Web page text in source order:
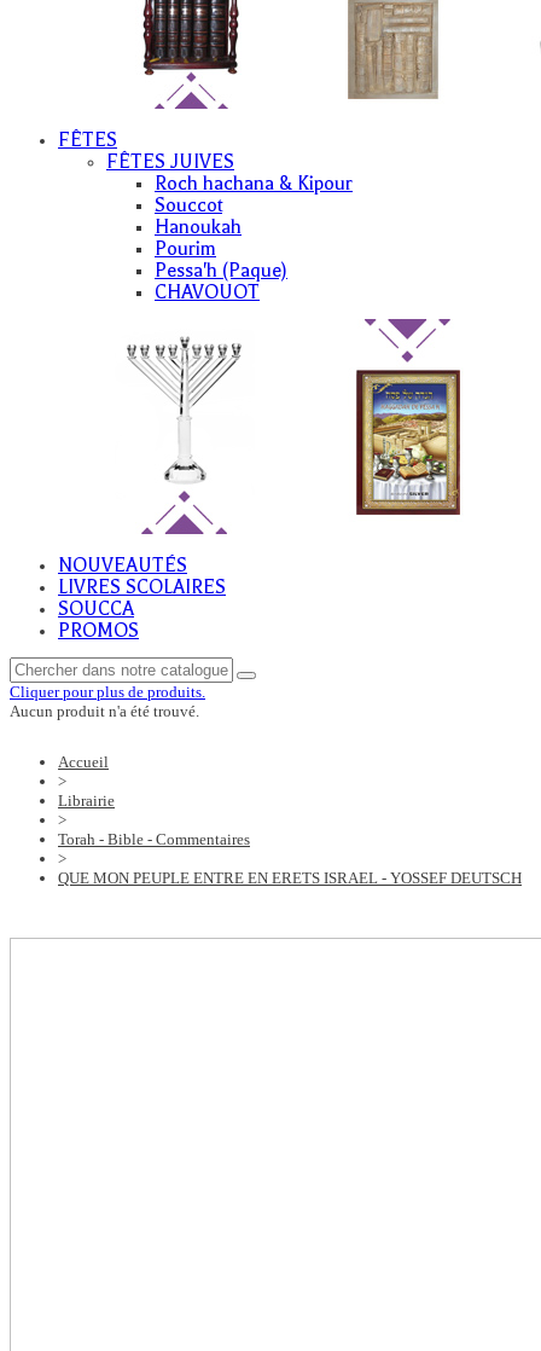
FÊTES
FÊTES JUIVES
Roch hachana & Kipour
Souccot
Hanoukah
Pourim
Pessa'h (Paque)
CHAVOUOT
NOUVEAUTÉS
LIVRES SCOLAIRES
SOUCCA
PROMOS
Cliquer pour plus de produits.
Aucun produit n'a été trouvé.
Accueil
>
Librairie
>
Torah - Bible - Commentaires
>
QUE MON PEUPLE ENTRE EN ERETS ISRAEL - YOSSEF DEUTSCH